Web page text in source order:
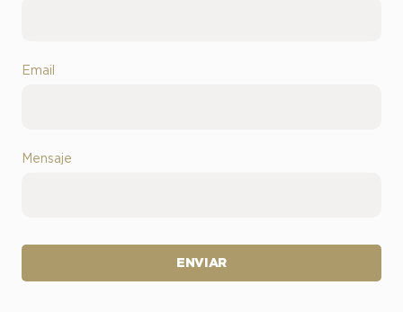
Email
Mensaje
ENVIAR